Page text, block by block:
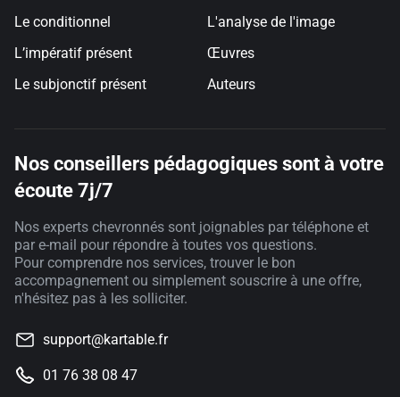
Le conditionnel
L’impératif présent
Le subjonctif présent
L'analyse de l'image
Œuvres
Auteurs
Nos conseillers pédagogiques sont à votre
écoute 7j/7
Nos experts chevronnés sont joignables par téléphone et
par e-mail pour répondre à toutes vos questions.
Pour comprendre nos services, trouver le bon
accompagnement ou simplement souscrire à une offre,
n'hésitez pas à les solliciter.
support@kartable.fr
01 76 38 08 47